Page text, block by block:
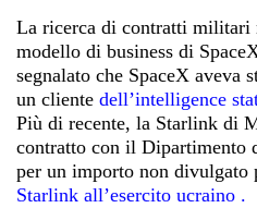
La ricerca di contratti militari
modello di business di
segnalato che SpaceX aveva
un cliente dell’intelligence
Più di recente, la Starlink di
contratto con il Dipartimento
per un importo non divulgato
Starlink all’esercito ucraino .